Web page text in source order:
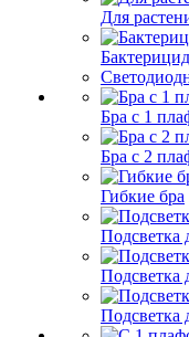
Для
Бра с 1
Бра с 2
Гибкие бра
Подсветка
Подсветка
Подсветка